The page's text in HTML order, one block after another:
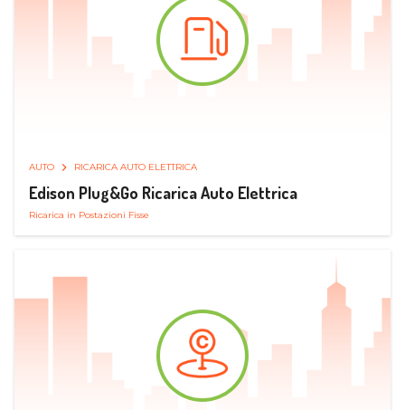
AUTO RICARICA AUTO ELETTRICA
Edison Plug&Go Ricarica Auto Elettrica
Ricarica in Postazioni Fisse